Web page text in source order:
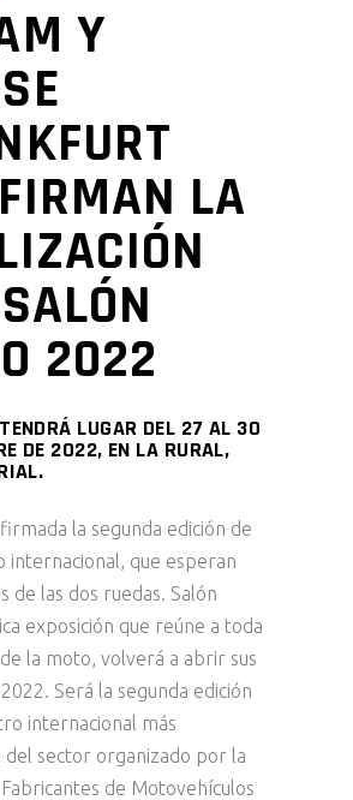
Y
LA
2022
LUGAR DEL 27 AL 30
DE 2022, EN LA RURAL,
la segunda edición de
internacional, que esperan
de las dos ruedas. Salón
exposición que reúne a toda
la moto, volverá a abrir sus
Será la segunda edición
internacional más
sector organizado por la
de Motovehículos